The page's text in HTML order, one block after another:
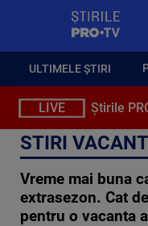
ULTIMELE ȘTIRI
LIVE Știrile
STIRI
Vreme mai buna
extrasezon. Cat
pentru o vacanta